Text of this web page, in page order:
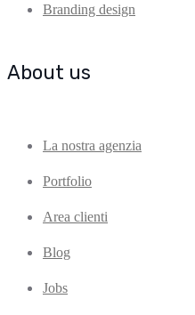
Branding design
About us
La nostra agenzia
Portfolio
Area clienti
Blog
Jobs